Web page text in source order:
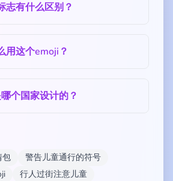
志有什么区别？
用这个emoji？
个国家设计的？
包
警告儿童通行的符号
行人过街注意儿童